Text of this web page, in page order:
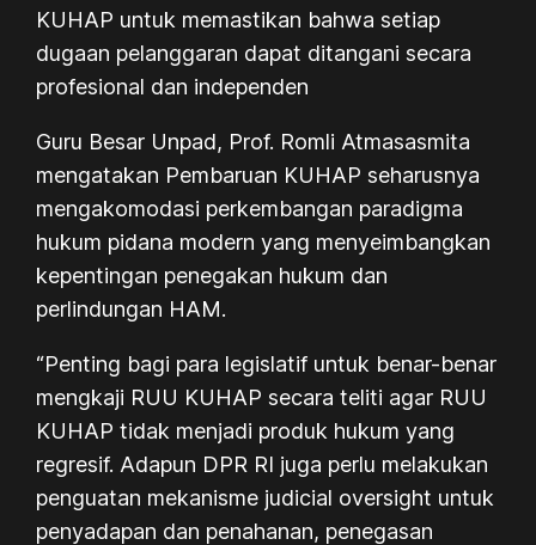
KUHAP untuk memastikan bahwa setiap
dugaan pelanggaran dapat ditangani secara
profesional dan independen
Guru Besar Unpad, Prof. Romli Atmasasmita
mengatakan Pembaruan KUHAP seharusnya
mengakomodasi perkembangan paradigma
hukum pidana modern yang menyeimbangkan
kepentingan penegakan hukum dan
perlindungan HAM.
“Penting bagi para legislatif untuk benar-benar
mengkaji RUU KUHAP secara teliti agar RUU
KUHAP tidak menjadi produk hukum yang
regresif. Adapun DPR RI juga perlu melakukan
penguatan mekanisme judicial oversight untuk
penyadapan dan penahanan, penegasan